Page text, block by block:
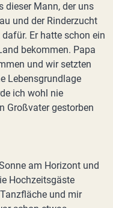
dieser Mann, der uns
und der Rinderzucht
Er hatte schon ein
bekommen. Papa
und wir setzten
Lebensgrundlage
ich wohl nie
Großvater gestorben
am Horizont und
Hochzeitsgäste
und mir